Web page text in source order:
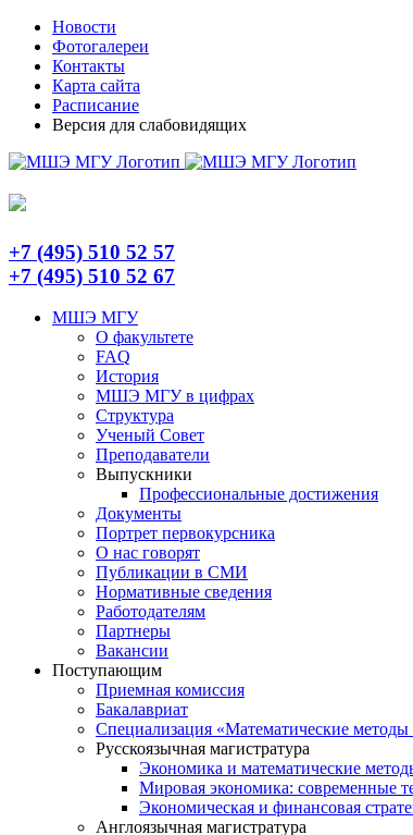
Skip
content
TelegramНовости
Фотогалереи
Контакты
Карта сайта
Расписание
Версия для слабовидящих
+7 (495) 510 52 57
+7 (495) 510 52 67
МШЭ МГУ
О факультете
FAQ
История
МШЭ МГУ в цифрах
Структура
Ученый Совет
Преподаватели
Выпускники
Профессиональные достижения
Документы
Портрет первокурсника
О нас говорят
Публикации в СМИ
Нормативные сведения
Работодателям
Партнеры
Вакансии
Поступающим
Приемная комиссия
Бакалавриат
Специализация «Математические
Русскоязычная магистратура
Экономика и математические
Мировая экономика: современные
Экономическая и финансовая
Англоязычная магистратура